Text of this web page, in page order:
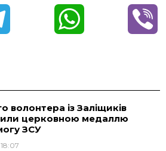
e
g
t
волонтера із Заліщиків
церковною медаллю
ЗСУ